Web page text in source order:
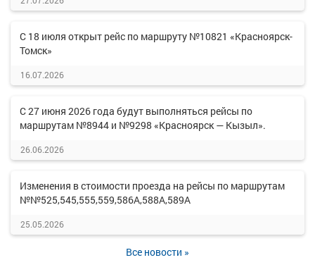
С 18 июля открыт рейс по маршруту №10821 «Красноярск-
Томск»
16.07.2026
С 27 июня 2026 года будут выполняться рейсы по
маршрутам №8944 и №9298 «Красноярск — Кызыл».
26.06.2026
Изменения в стоимости проезда на рейсы по маршрутам
№№525,545,555,559,586А,588А,589А
25.05.2026
Все новости »